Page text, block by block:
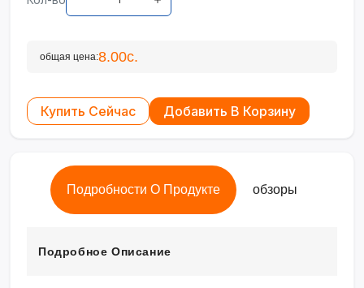
общая цена:8.00с.
Купить Сейчас Добавить В Корзину
Подробности О Продукте обзоры
Подробное Описание